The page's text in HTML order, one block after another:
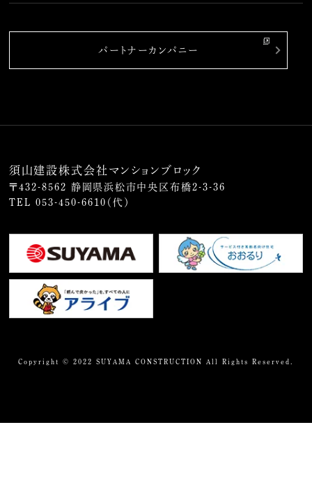
パートナーカンパニー
須山建設株式会社マンションブロック
〒432-8562 静岡県浜松市中央区布橋2-3-36
TEL053-450-6610 （代）
Copyright © 2022 SUYAMA CONSTRUCTION All Rights Reserved.